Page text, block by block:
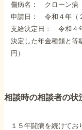
お客様からの感
傷病名： クローン病
申請日： 令和４年（
支給決定日： 令和４
決定した年金種類と
円）
相談時の相談者の状
１５年闘病を続けて